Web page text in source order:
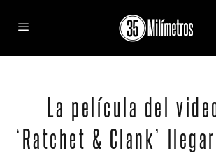
La película del
‘Ratchet & Clank’